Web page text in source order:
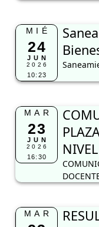
MIÉ
24
JUN
2026
10:23
MAR
23
JUN
2026
16:30
MAR